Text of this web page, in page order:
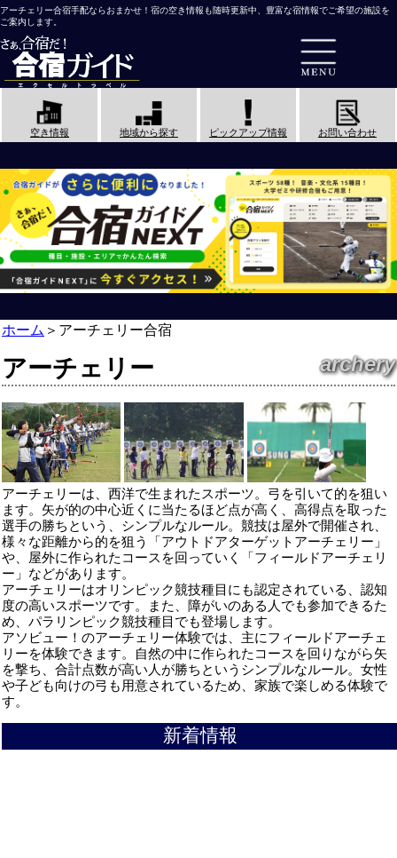
アーチェリー合宿手配ならおまかせ！宿の空き情報も随時更新中、豊富な宿情報でご希望の施設を
ご案内します。
空き情報 地域から探す ピックアップ情報 お問い合わせ
ホーム ＞ アーチェリー合宿
アーチェリー archery
アーチェリーは、西洋で生まれたスポーツ。弓を引いて的を狙い
ます。矢が的の中心近くに当たるほど点が高く、高得点を取った
選手の勝ちという、シンプルなルール。競技は屋外で開催され、
様々な距離から的を狙う「アウトドアターゲットアーチェリー」
や、屋外に作られたコースを回っていく「フィールドアーチェリ
ー」などがあります。
アーチェリーはオリンピック競技種目にも認定されている、認知
度の高いスポーツです。また、障がいのある人でも参加できるた
め、パラリンピック競技種目でも登場します。
アソビュー！のアーチェリー体験では、主にフィールドアーチェ
リーを体験できます。自然の中に作られたコースを回りながら矢
を撃ち、合計点数が高い人が勝ちというシンプルなルール。女性
や子ども向けの弓も用意されているため、家族で楽しめる体験で
す。
新着情報